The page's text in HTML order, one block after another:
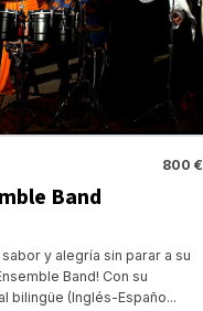
800 €
Band
y alegría sin parar a su
Band! Con su
bilingüe (Inglés-Españo...